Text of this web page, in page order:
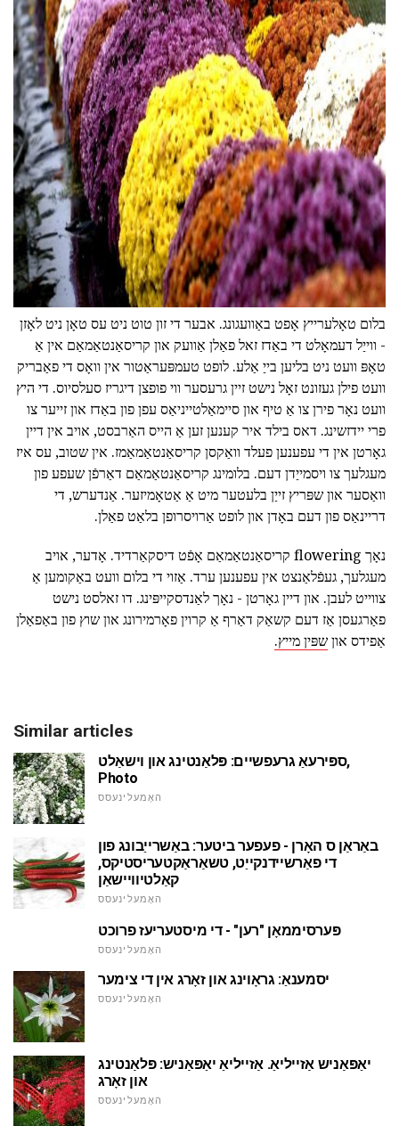
ad
בלום טאָלערייץ אָפט באַוועגונג. אבער די זון טוט ניט עס טאָן ניט לאָזן
- ווייַל דעמאָלט די באַדז זאל פאַלן אַוועק און קריסאַנטאַמאַם אין אַ
טאָפּ וועט ניט בליען בייַ אַלע. לופט טעמפּעראַטור אין וואָס די פאַבריק
וועט פילן געזונט זאָל נישט זיין גרעסער ווי פופצן דיגריז סעלסיוס. די היץ
וועט נאָר פירן צו אַ טיף און סיימאַלטייניאַס עפן פון באַדז און זייער צו
פרי יידזשינג. דאס בילד איר קענען זען אַ הייס האַרבסט, אויב אין דיין
גאָרטן אין די עפענען פעלד וואַקסן קריסאַנטאַמאַמז. אין שטוב, עס איז
מעגלעך צו ויסמייַדן דעם. בלומינג קריסאַנטאַמאַם דאַרפֿן שעפע פון
וואַסער און שפּריץ זייַן בלעטער מיט אַ אַטאָמיזער. אַנדערש, די
דריינאַס פון דעם באָדן און לופט אַרויסרופן בלאַט פאַלן.
נאָך flowering קריסאַנטאַמאַם אָפֿט דיסקאַרדיד. אָדער, אויב
מעגלעך, געפֿלאַנצט אין עפענען ערד. אַזוי די בלום וועט באַקומען אַ
צווייט לעבן. און דיין גאָרטן - נאָך לאַנדסקייפּינג. דו זאלסט נישט
פאַרגעסן אַז דעם קשאַק דאַרף אַ קרוין פאָרמירונג און שוץ פון באַפאַלן
אַפידס אוןשפּין מייץ.
Similar articles
ספּירעאַ גרעפשיים: פּלאַנטינג און וישאַלט,
Photo
האָמעלינעסס
באַראַן ס האָרן - פעפער ביטער: באַשרייַבונג פון
די פאַרשיידנקייַט, טשאַראַקטעריסטיקס,
קאַלטיוויישאַן
האָמעלינעסס
פּערסיממאָן "רען" - די מיסטעריעז פרוכט
האָמעלינעסס
יסמענאַ: גראָוינג און זאָרג אין די צימער
האָמעלינעסס
יאַפּאַניש אַזייליאַ. אַזייליאַ יאַפּאַניש: פּלאַנטינג
און זאָרג
האָמעלינעסס